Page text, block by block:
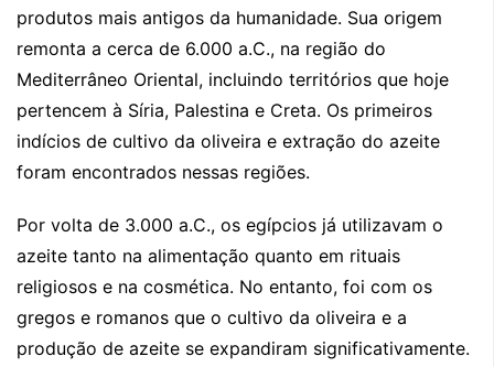
produtos mais antigos da humanidade. Sua origem
remonta a cerca de 6.000 a.C., na região do
Mediterrâneo Oriental, incluindo territórios que hoje
pertencem à Síria, Palestina e Creta. Os primeiros
indícios de cultivo da oliveira e extração do azeite
foram encontrados nessas regiões.
Por volta de 3.000 a.C., os egípcios já utilizavam o
azeite tanto na alimentação quanto em rituais
religiosos e na cosmética. No entanto, foi com os
gregos e romanos que o cultivo da oliveira e a
produção de azeite se expandiram significativamente.